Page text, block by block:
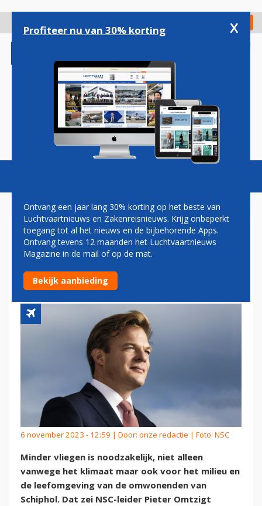
gaan
Check in
Magazine Podcasts Vacatures
OMTZIGT: 'WE MOETEN ONS
(VLIEG)GEDRAG
VERANDEREN'
6 november 2023 - 12:59 | Door: onze redactie | Foto: NSC
Minder vliegen is noodzakelijk, niet alleen
vanwege het klimaat maar ook voor het milieu en
de leefomgeving van de omwonenden van
Schiphol. Dat zei NSC-leider Pieter Omtzigt
Profiteer nu van 30% korting x
Ontvang een jaar lang 30% korting op het beste van
Luchtvaartnieuws en Zakenreisnieuws. Krijg onbeperkt
toegang tot al het nieuws en de bijbehorende Apps.
Ontvang tevens 12 maanden het Luchtvaartnieuws
Magazine in de mail of op de mat.
Bekijk aanbieding